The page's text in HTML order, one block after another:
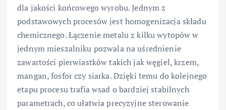
dla jakości końcowego wyrobu. Jednym z
podstawowych procesów jest homogenizacja składu
chemicznego. Łączenie metalu z kilku wytopów w
jednym mieszalniku pozwala na uśrednienie
zawartości pierwiastków takich jak węgiel, krzem,
mangan, fosfor czy siarka. Dzięki temu do kolejnego
etapu procesu trafia wsad o bardziej stabilnych
parametrach, co ułatwia precyzyjne sterowanie